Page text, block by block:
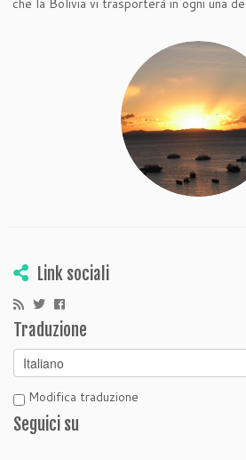
che la Bolivia vi trasporterà in ogni una
Link sociali
Traduzione
Modifica traduzione
Seguici su